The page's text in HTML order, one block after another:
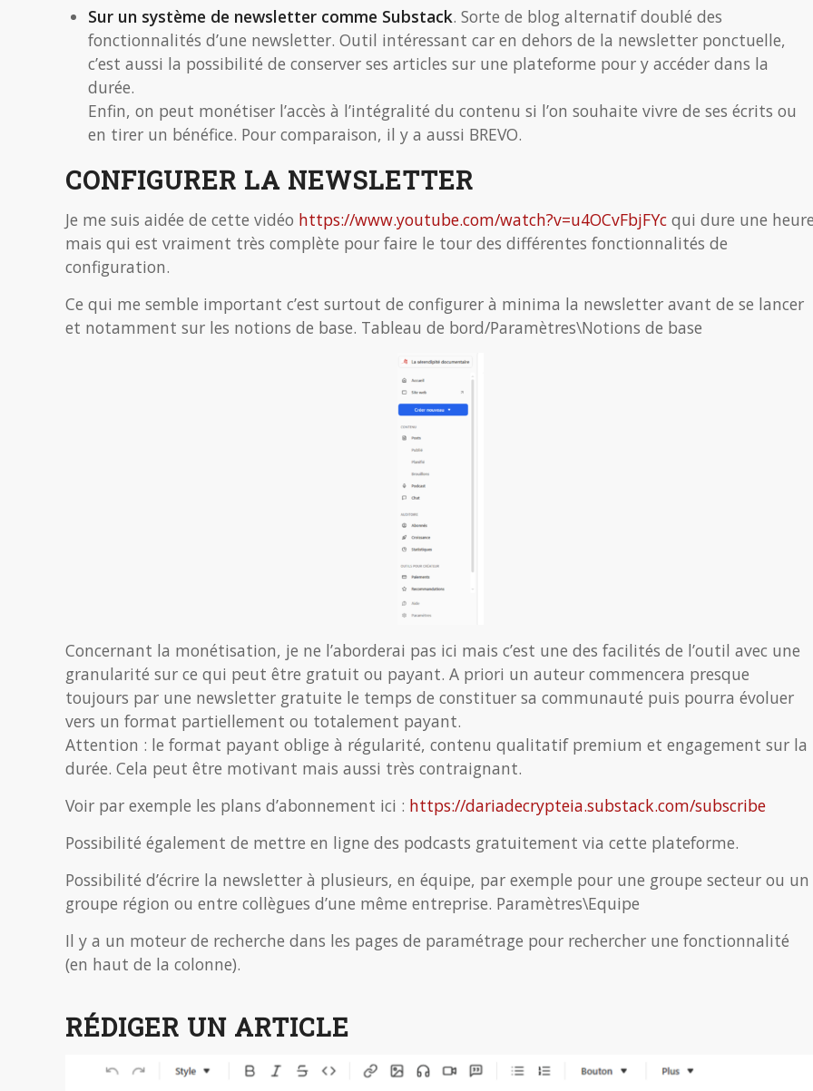
Sur un système de newsletter comme Substack. Sorte de blog alternatif doublé des
fonctionnalités d’une newsletter. Outil intéressant car en dehors de la newsletter ponctuelle,
c’est aussi la possibilité de conserver ses articles sur une plateforme pour y accéder dans la
durée.
Enfin, on peut monétiser l’accès à l’intégralité du contenu si l’on souhaite vivre de ses écrits ou
en tirer un bénéfice. Pour comparaison, il y a aussi BREVO.
CONFIGURER LA NEWSLETTER
Je me suis aidée de cette vidéo https://www.youtube.com/watch?v=u4OCvFbjFYc qui dure une
mais qui est vraiment très complète pour faire le tour des différentes fonctionnalités de
configuration.
Ce qui me semble important c’est surtout de configurer à minima la newsletter avant de se lancer
et notamment sur les notions de base. Tableau de bord/Paramètres\Notions de base
Concernant la monétisation, je ne l’aborderai pas ici mais c’est une des facilités de l’outil avec une
granularité sur ce qui peut être gratuit ou payant. A priori un auteur commencera presque
toujours par une newsletter gratuite le temps de constituer sa communauté puis pourra évoluer
vers un format partiellement ou totalement payant.
Attention : le format payant oblige à régularité, contenu qualitatif premium et engagement sur la
durée. Cela peut être motivant mais aussi très contraignant.
Voir par exemple les plans d’abonnement ici : https://dariadecrypteia.substack.com/subscribe
Possibilité également de mettre en ligne des podcasts gratuitement via cette plateforme.
Possibilité d’écrire la newsletter à plusieurs, en équipe, par exemple pour une groupe secteur ou un
groupe région ou entre collègues d’une même entreprise. Paramètres\Equipe
Il y a un moteur de recherche dans les pages de paramétrage pour rechercher une fonctionnalité
(en haut de la colonne).
RÉDIGER UN ARTICLE